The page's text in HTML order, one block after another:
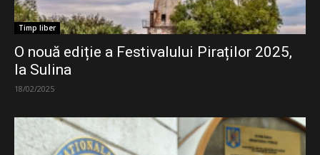
Timp liber
O nouă ediție a Festivalului Piraților 2025,
la Sulina
18/02/2025